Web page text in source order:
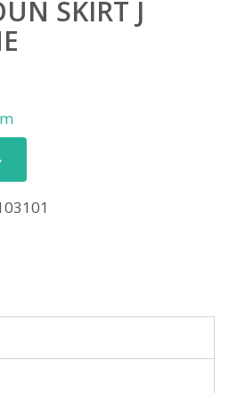
SKIRT J